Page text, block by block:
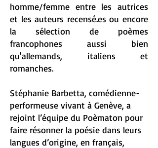
homme/femme entre les autrices
et les auteurs recensé.es ou encore
la sélection de poèmes
francophones aussi bien
qu'allemands, italiens et
romanches.
Stéphanie Barbetta, comédienne-
performeuse vivant à Genève, a
rejoint l’équipe du Poèmaton pour
faire résonner la poésie dans leurs
langues d’origine, en français,